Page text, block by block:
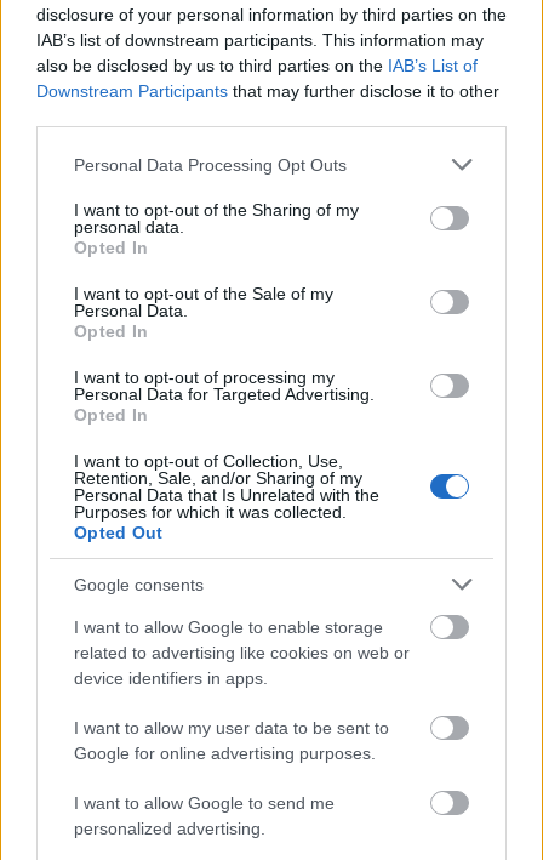
disclosure of your personal information by third parties on the
IAB’s list of downstream participants. This information may
also be disclosed by us to third parties on the IAB’s List of
Downstream Participants that may further disclose it to other
Please note that this website/app uses one or more Google
not limited to your visit or usage behaviour. You may click to
grant or deny consent to Google and its third-party tags to
use your data for below specified purposes in below Google
consent section.
Personal Data Processing Opt Outs
I want to opt-out of the Sharing of my
personal data.
Opted In
I want to opt-out of the Sale of my
Personal Data.
Opted In
I want to opt-out of processing my
Personal Data for Targeted Advertising.
Opted In
I want to opt-out of Collection, Use,
Retention, Sale, and/or Sharing of my
Personal Data that Is Unrelated with the
Purposes for which it was collected.
Opted Out
Google consents
I want to allow Google to enable storage
related to advertising like cookies on web or
device identifiers in apps.
I want to allow my user data to be sent to
Google for online advertising purposes.
I want to allow Google to send me
personalized advertising.
Címkék:usa
Ajánlott bejegyzések:
Hogyan válasszunk viselhető
egészségügyi szenzort?
Forradalmi változásokat hozhat a
Házhoz jön az egészségügy – érzékelők
és algoritmusok
A mesterséges intelligencia át fogja
alakítani az egészségügyet
Beszélgetés a Margó Fesztiválon (videó)